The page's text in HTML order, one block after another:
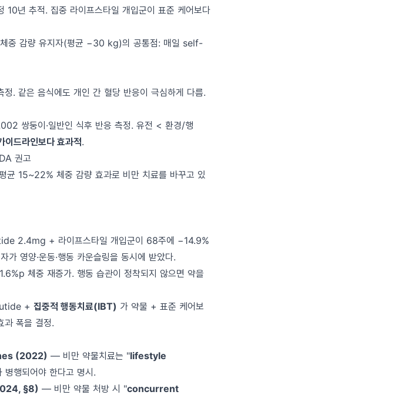
년 추적. 집중 라이프스타일 개입군이 표준 케어보다
중 감량 유지자(평균 −30 kg)의 공통점: 매일 self-
. 같은 음식에도 개인 간 혈당 반응이 극심하게 다름.
쌍둥이·일반인 식후 반응 측정. 유전 < 환경/행
이드라인보다 효과적.
권고
15~22% 체중 감량 효과로 비만 치료를 바꾸고 있
2.4mg + 라이프스타일 개입군이 68주에 −14.9%
영양·운동·행동 카운슬링을 동시에 받았다.
체중 재증가. 행동 습관이 정착되지 않으면 약을
+ 집중적 행동치료(IBT) 가 약물 + 표준 케어보
폭을 결정.
(2022) — 비만 약물치료는 "lifestyle
병행되어야 한다고 명시.
§8) — 비만 약물 처방 시 "concurrent